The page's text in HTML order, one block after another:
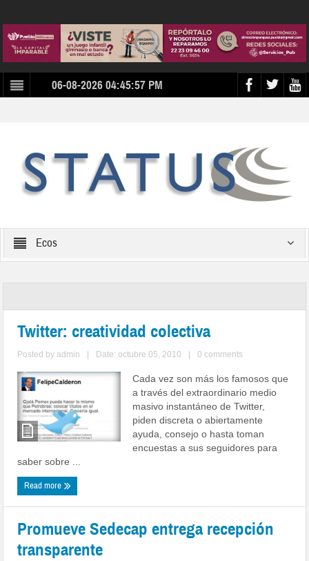
06-08-2026 04:45:57 PM
Ecos
Twitter: creatividad colectiva
Posted byadmin Date: octubre 05, 2010 0 comments
Cada vez son más los famosos que
a través del extraordinario medio
masivo instantáneo de Twitter,
piden discreta o abiertamente
ayuda, consejo o hasta toman
encuestas a sus seguidores para
saber sobre ...
Read more
Promueve Sedecap entrega recepción
transparente